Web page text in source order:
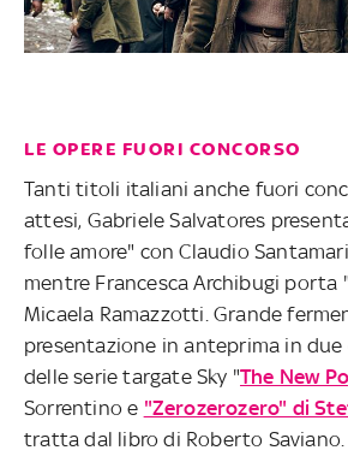
LE OPERE FUORI CONCORSO
Tanti titoli italiani anche fuori
attesi, Gabriele Salvatores
folle amore" con Claudio
mentre Francesca Archibugi porta
Micaela Ramazzotti. Grande
presentazione in anteprima in
delle serie targate Sky "The New
Sorrentino e "Zerozerozero" di
tratta dal libro di Roberto Saviano.